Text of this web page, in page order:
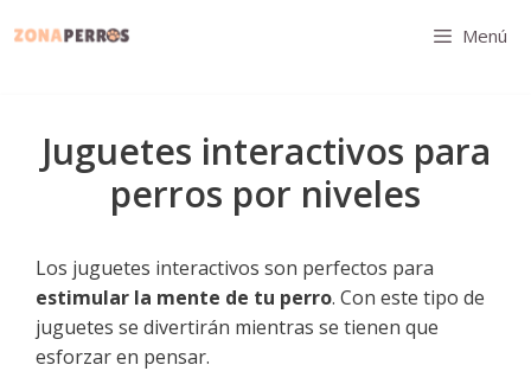
Menú
Juguetes interactivos para
perros por niveles
Los juguetes interactivos son perfectos para
estimular la mente de tu perro. Con este tipo de
juguetes se divertirán mientras se tienen que
esforzar en pensar.